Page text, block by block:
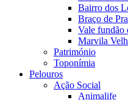
Bairro dos
Braço de
Vale
Marvila
Património
Toponímia
Pelouros
Ação Social
Animalife